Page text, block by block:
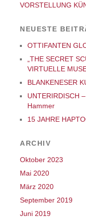
VORSTELLUNG
NEUESTE
OTTIFANTEN
„THE SECRET
VIRTUELLE
BLANKENESER
UNTERIRDISCH
Hammer
15 JAHRE
ARCHIV
Oktober 2023
Mai 2020
März 2020
September 2019
Juni 2019